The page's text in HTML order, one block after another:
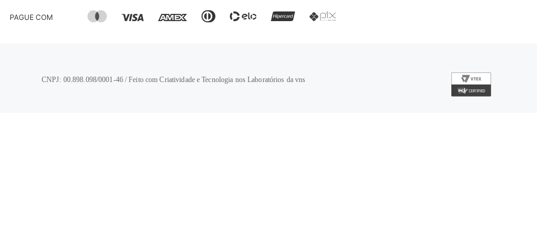
PAGUE COM
CNPJ: 00.898.098/0001-46 / Feito com Criatividade e Tecnologia nos Laboratórios da vns